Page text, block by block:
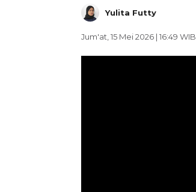
Yulita Futty
Jum'at, 15 Mei 2026 | 16:49 WIB